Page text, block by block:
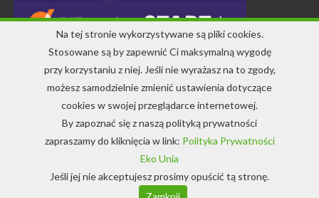
Kontakt
info-ekounia@eko.org.pl
© Copyright 1994-2022 EkoUnia
Na tej stronie wykorzystywane są pliki cookies.
Stosowane są by zapewnić Ci maksymalną wygodę
przy korzystaniu z niej. Jeśli nie wyrażasz na to zgody,
możesz samodzielnie zmienić ustawienia dotyczące
cookies w swojej przeglądarce internetowej.
By zapoznać się z naszą polityką prywatności
zapraszamy do kliknięcia w link: Polityka Prywatności
Eko Unia
Jeśli jej nie akceptujesz prosimy opuścić tą stronę.